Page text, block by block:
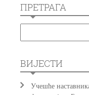
ПРЕТРАГА
ВИЈЕСТИ
Учешће